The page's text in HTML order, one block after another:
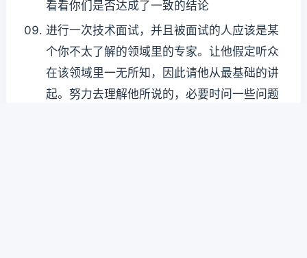
看看你们是否达成了一致的结论
进行一次技术面试，并且被面试的人应该是某
个你不太了解的领域里的专家。让他假定听众
在该领域里一无所知，因此请他从最基础的讲
起。努力去理解他所说的，必要时问一些问题